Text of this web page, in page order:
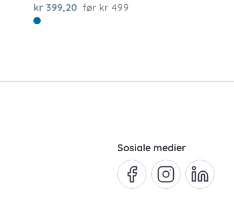
kr 399,20 før kr 499
Sosiale medier